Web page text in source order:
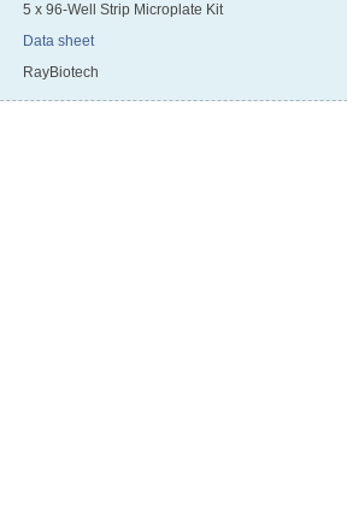
5 x 96-Well Strip Microplate Kit
Data sheet
RayBiotech